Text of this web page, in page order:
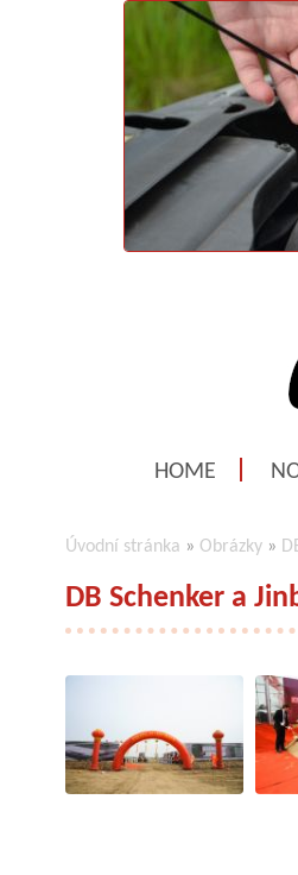
HOME
Úvodní stránka » Obrázky »
DB Schenker a